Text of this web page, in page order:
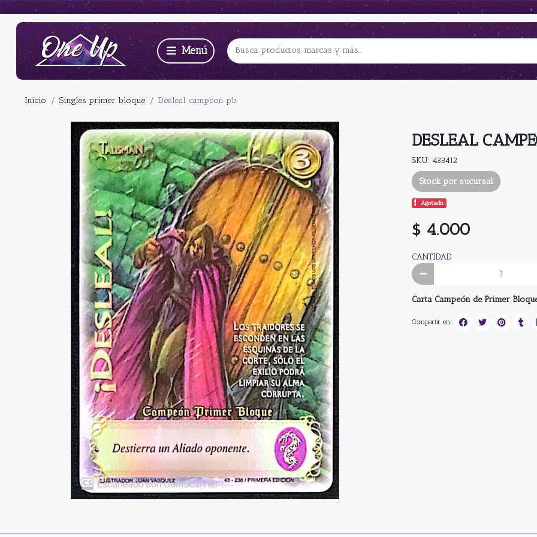
Inicio Singles primer bloque Desleal campeon pb
DESLEAL
SKU: 433412
Stock por sucursal
Agotado.
$ 4.000
CANTIDAD
Carta Campeón de Primer
Compartir en: